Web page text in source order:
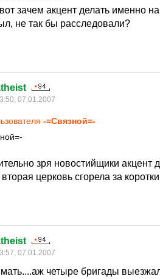
зачем акцент делать
не так бы расследовали?
07.01.2007
-=Связной=-
зря новостийщики акцент
церковь сгорела за
07.01.2007
четыре бригады